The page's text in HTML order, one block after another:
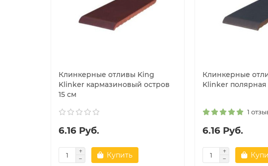
Клинкерные отливы King
Klinker кармазиновый остров
15 см
6.16 Руб.
Купить
Клинкерные
Klinker полярная
1
6.16 Руб.